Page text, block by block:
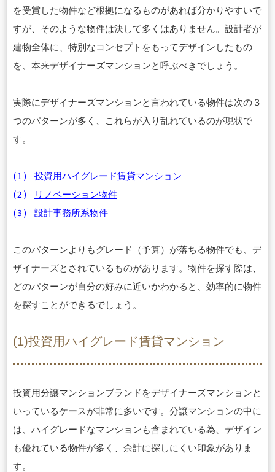
を受賞した物件など根拠になるものがあれば分かりやすいで
すが、そのような物件は決して多くはありません。設計者が
建物全体に、特別なコンセプトをもってデザインしたもの
を、本来デザイナーズマンションと呼ぶべきでしょう。
実際にデザイナーズマンションと言われている物件は次の３
つのパターンが多く、これらが入り乱れているのが現状で
す。
(1) 投資用ハイグレード賃貸マンション
(2) リノベーション物件
(3) 設計事務所系物件
このパターンよりもグレード（予算）が落ちる物件でも、デ
ザイナーズとされているものがあります。物件を探す際は、
どのパターンが自分の好みに近いかわかると、効率的に物件
を探すことができるでしょう。
(1)投資用ハイグレード賃貸マンション
投資用分譲マンションブランドをデザイナーズマンションと
いっているケースが非常に多いです。分譲マンションの中に
は、ハイグレードなマンションも含まれている為、デザイン
も優れている物件が多く、余計に探しにくい印象がありま
す。